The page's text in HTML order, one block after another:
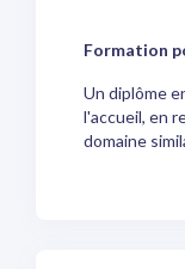
Formation
Un diplôme
l'accueil, en
domaine